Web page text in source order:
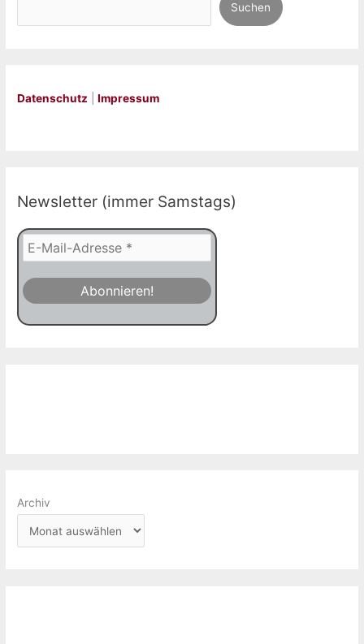
Suchen
Datenschutz |Impressum
Newsletter (immer Samstags)
Archiv